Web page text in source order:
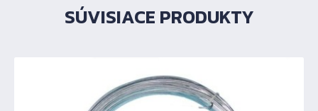
SÚVISIACE PRODUKTY